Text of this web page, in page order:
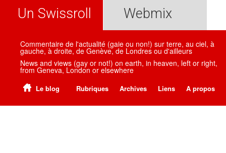
Un Swissroll Webmix
Commentaire de l'actualité (gaie ou non!) sur terre, au ciel, à
gauche, à droite, de Genève, de Londres ou d'ailleurs
News and views (gay or not!) on earth, in heaven, left or right,
from Geneva, London or elsewhere
Le blog Rubriques Archives Liens A propos